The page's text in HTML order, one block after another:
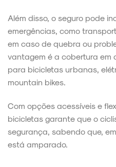
Além disso, o seguro pode
emergências, como
em caso de quebra ou
vantagem é a cobertura em
para bicicletas urbanas,
mountain bikes.
Com opções acessíveis e
bicicletas garante que o
segurança, sabendo que,
está amparado.